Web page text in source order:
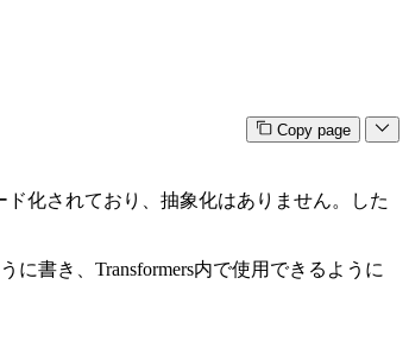
Copy page
化されており、抽象化はありません。した
書き、Transformers内で使用できるように